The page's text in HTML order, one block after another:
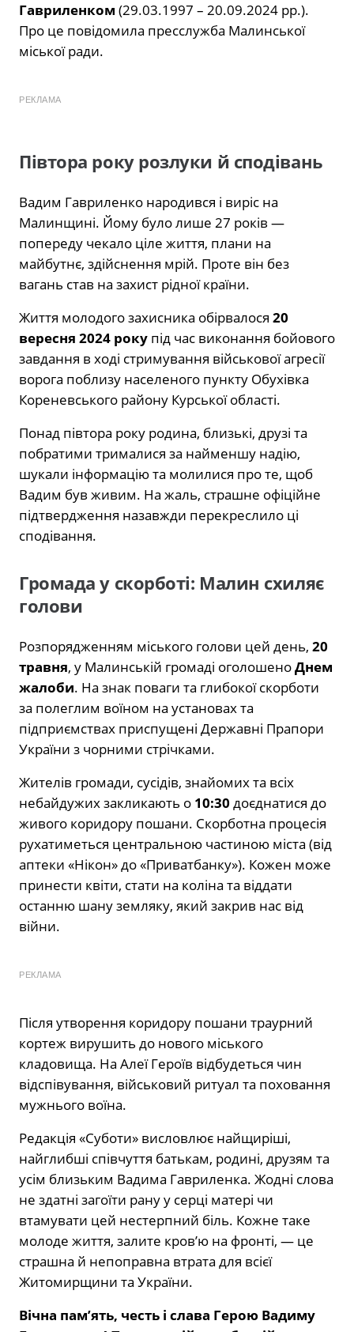
Гавриленком (29.03.1997 – 20.09.2024 рр.).
Про це повідомила пресслужба Малинської
міської ради.
РЕКЛАМА
Півтора року розлуки й сподівань
Вадим Гавриленко народився і виріс на
Малинщині. Йому було лише 27 років —
попереду чекало ціле життя, плани на
майбутнє, здійснення мрій. Проте він без
вагань став на захист рідної країни.
Життя молодого захисника обірвалося 20
вересня 2024 року під час виконання бойового
завдання в ході стримування військової агресії
ворога поблизу населеного пункту Обухівка
Кореневського району Курської області.
Понад півтора року родина, близькі, друзі та
побратими трималися за найменшу надію,
шукали інформацію та молилися про те, щоб
Вадим був живим. На жаль, страшне офіційне
підтвердження назавжди перекреслило ці
сподівання.
Громада у скорботі: Малин схиляє
голови
Розпорядженням міського голови цей день, 20
травня, у Малинській громаді оголошеноДнем
жалоби. На знак поваги та глибокої скорботи
за полеглим воїном на установах та
підприємствах приспущені Державні Прапори
України з чорними стрічками.
Жителів громади, сусідів, знайомих та всіх
небайдужих закликають о 10:30 доєднатися до
живого коридору пошани. Скорботна процесія
рухатиметься центральною частиною міста (від
аптеки «Нікон» до «Приватбанку»). Кожен може
принести квіти, стати на коліна та віддати
останню шану земляку, який закрив нас від
війни.
РЕКЛАМА
Після утворення коридору пошани траурний
кортеж вирушить до нового міського
кладовища. На Алеї Героїв відбудеться чин
відспівування, військовий ритуал та поховання
мужнього воїна.
Редакція «Суботи» висловлює найщиріші,
найглибші співчуття батькам, родині, друзям та
усім близьким Вадима Гавриленка. Жодні слова
не здатні загоїти рану у серці матері чи
втамувати цей нестерпний біль. Кожне таке
молоде життя, залите кров’ю на фронті, — це
страшна й непоправна втрата для всієї
Житомирщини та України.
Вічна пам’ять, честь і слава Герою Вадиму